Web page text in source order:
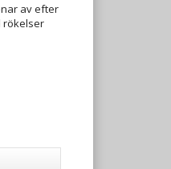
av efter
rökelser